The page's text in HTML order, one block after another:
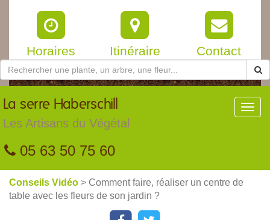
Horaires Itinéraire Contact
La serre Haberschill
Les Artisans du Végétal
05 63 50 75 60
Conseils Vidéo > Comment faire, réaliser un centre de
table avec les fleurs de son jardin ?